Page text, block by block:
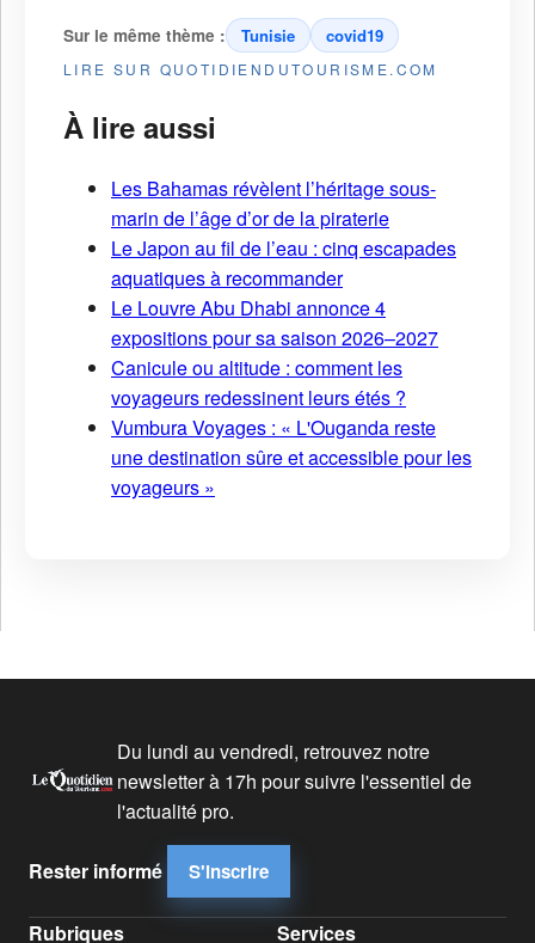
Sur le même thème : Tunisie covid19
LIRE SUR QUOTIDIENDUTOURISME.COM
À lire aussi
Les Bahamas révèlent l’héritage sous-
marin de l’âge d’or de la piraterie
Le Japon au fil de l’eau : cinq escapades
aquatiques à recommander
Le Louvre Abu Dhabi annonce 4
expositions pour sa saison 2026–2027
Canicule ou altitude : comment les
voyageurs redessinent leurs étés ?
Vumbura Voyages : « L'Ouganda reste
une destination sûre et accessible pour les
voyageurs »
Du lundi au vendredi, retrouvez notre
newsletter à 17h pour suivre l'essentiel de
l'actualité pro.
Rester informé S'inscrire
Rubriques Services